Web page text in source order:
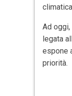
Ad
legata
espone
priorità.